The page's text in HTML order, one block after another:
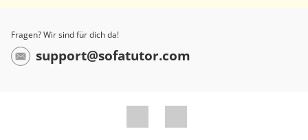
hat beispielsweise meist fünf Volumenprozent.
Das bedeutet, dass in einem Liter Bier fünfzig
derartig spektakulär aussehende Drinks, die
Fragen? Wir sind für dich da!
support@sofatutor.com